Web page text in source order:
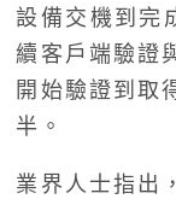
設備交機到完
續客戶端驗證
開始驗證到取
半。
業界人士指出